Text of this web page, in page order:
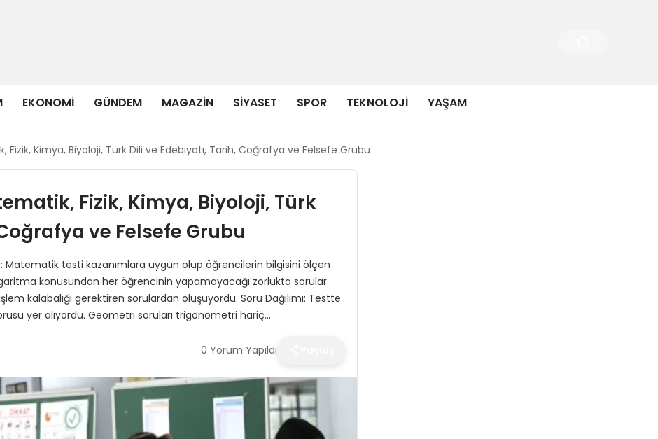
EKONOMI GÜNDEM MAGAZIN SIYASET SPOR TEKNOLOJI YAŞAM
Fizik, Kimya, Biyoloji, Türk Dili ve Edebiyatı, Tarih, Coğrafya ve Felsefe Grubu
Fizik, Kimya, Biyoloji, Türk
ve Felsefe Grubu
testi kazanımlara uygun olup öğrencilerin bilgisini ölçen
konusundan her öğrencinin yapamayacağı zorlukta sorular
kalabalığı gerektiren sorulardan oluşuyordu. Soru Dağılımı: Testte
yer alıyordu. Geometri soruları trigonometri hariç…
0 Yorum Yapıldı